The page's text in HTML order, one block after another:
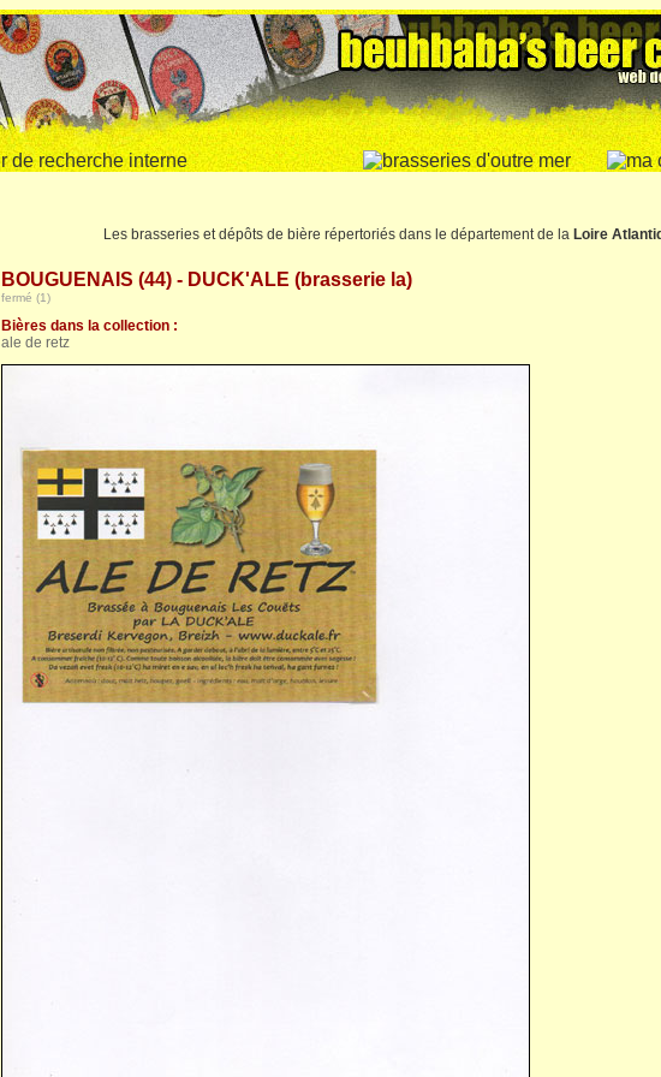
Les brasseries et dépôts de bière répertoriés dans le département de la Loire
BOUGUENAIS (44) - DUCK'ALE (brasserie la)
fermé (1)
Bières dans la collection :
ale de retz